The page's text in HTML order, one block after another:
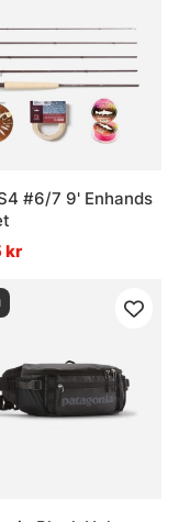
#6/7 9' Enhands
kr